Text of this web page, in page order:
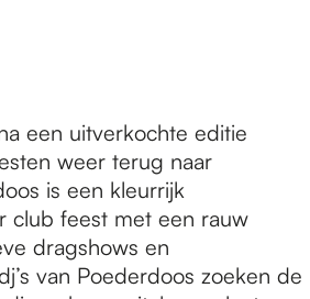
a
g
e
een uitverkochte editie
weer terug naar
is een kleurrijk
club feest met een rauw
dragshows en
van Poederdoos zoeken de